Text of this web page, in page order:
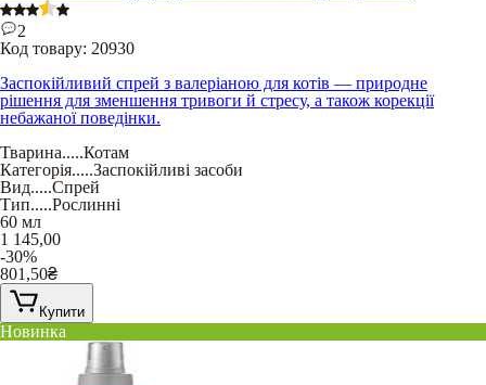
2
Код товару: 20930
Заспокійливий спрей з валеріаною для котів — природне
рішення для зменшення тривоги й стресу, а також корекції
небажаної поведінки.
Тварина.....Котам
Категорія.....Заспокійливі засоби
Вид.....Спрей
Тип.....Рослинні
60 мл
1 145,00
-30%
801,50₴
Купити
Новинка